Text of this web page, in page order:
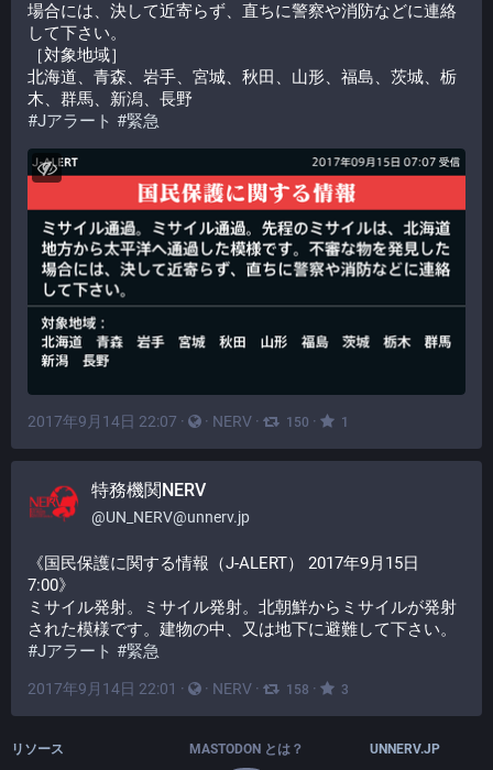
場合には、決して近寄らず、直ちに警察や消防などに連絡
して下さい。
［対象地域］
北海道、青森、岩手、宮城、秋田、山形、福島、茨城、栃
木、群馬、新潟、長野
#Jアラート #緊急
2017年9月14日 22:07 · · NERV · 150 · 1
特務機関NERV
@UN_NERV@unnerv.jp
《国民保護に関する情報（J-ALERT） 2017年9月15日
7:00》
ミサイル発射。ミサイル発射。北朝鮮からミサイルが発射
された模様です。建物の中、又は地下に避難して下さい。
#Jアラート #緊急
2017年9月14日 22:01 · · NERV · 158 · 3
リソース MASTODON とは？ UNNERV.JP